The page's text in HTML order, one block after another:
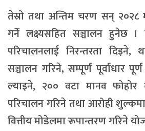
तेस्रो तथा अन्तिम चरण सन् २०२८
गर्ने लक्ष्यसहित सञ्चालन हुनेछ
परिचालनलाई निरन्तरता दिइने,
सञ्चालन गरिने, सम्पूर्ण पूर्वाधार
ल्याइने, २०० वटा मानव फोहोर
परिचालन गरिने तथा आरोही
वित्तीय मोडेलमा रूपान्तरण गरिने